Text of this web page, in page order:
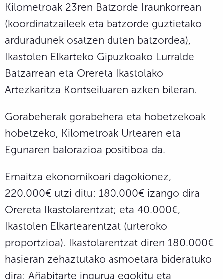
Kilometroak 23ren Batzorde Iraunkorrean
(koordinatzaileek eta batzorde guztietako
arduradunek osatzen duten batzordea),
Ikastolen Elkarteko Gipuzkoako Lurralde
Batzarrean eta Orereta Ikastolako
Artezkaritza Kontseiluaren azken bileran.
Gorabeherak gorabehera eta hobetzekoak
hobetzeko, Kilometroak Urtearen eta
Egunaren balorazioa positiboa da.
Emaitza ekonomikoari dagokionez,
220.000€ utzi ditu: 180.000€ izango dira
Orereta Ikastolarentzat; eta 40.000€,
Ikastolen Elkartearentzat (urteroko
proportzioa). Ikastolarentzat diren 180.000€
hasieran zehaztutako asmoetara bideratuko
dira: Añabitarte ingurua egokitu eta